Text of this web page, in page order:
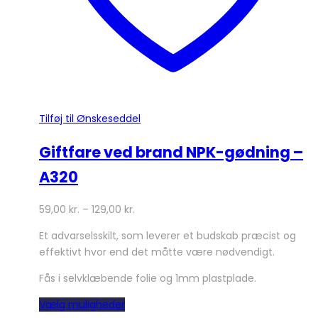
Tilføj til Ønskeseddel
Giftfare ved brand NPK-gødning –
A320
59,00 kr. – 129,00 kr.
Et advarselsskilt, som leverer et budskab præcist og
effektivt hvor end det måtte være nødvendigt.
Fås i selvklæbende folie og 1mm plastplade.
Vælg mulighederDette